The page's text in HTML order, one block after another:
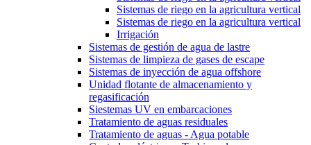
Sistemas de riego en la agricultura vertical
Sistemas de riego en la agricultura vertical
Irrigación
Sistemas de gestión de agua de lastre
Sistemas de limpieza de gases de escape
Sistemas de inyección de agua offshore
Unidad flotante de almacenamiento y
regasificación
Siestemas UV en embarcaciones
Tratamiento de aguas residuales
Tratamiento de aguas - Agua potable